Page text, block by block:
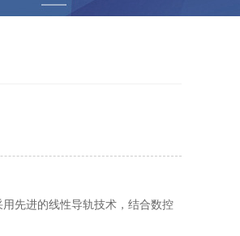
先进的线性导轨技术，结合数控